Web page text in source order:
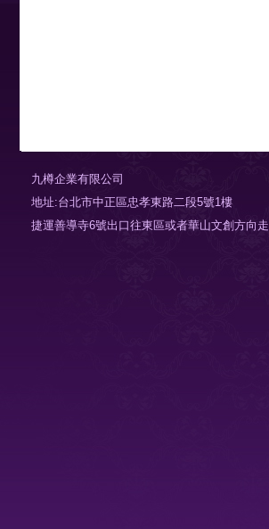
九樽企業有限公司
地址:台北市中正區忠孝東路二段5號1樓
捷運善導寺6號出口往東區或者華山文創方向走